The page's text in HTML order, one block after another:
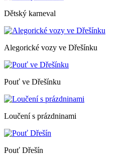
Dětský karneval
Alegorické vozy ve Dřešínku
Pouť ve Dřešínku
Loučení s prázdninami
Pouť Dřešín